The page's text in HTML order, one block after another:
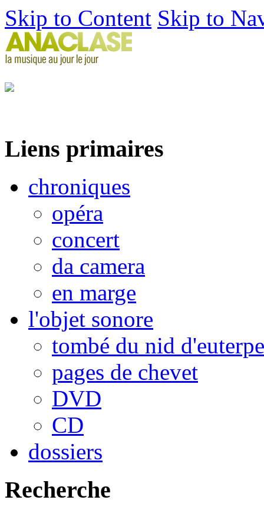
Skip to Content Skip to
Liens primaires
chroniques
opéra
concert
da camera
en marge
l'objet sonore
tombé du nid d'euterpe
pages de chevet
DVD
CD
dossiers
Recherche